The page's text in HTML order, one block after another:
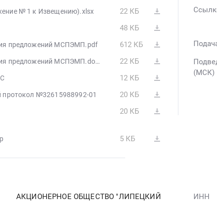
№ 1 к Извещению).xlsx 22 КБ
48 КБ
предложений МСПЭМП.pdf 612 КБ
Протокол рассмотрения предложений МСПЭМП.docx 22 КБ
12 КБ
№32615988992-01 20 КБ
20 КБ
5 КБ
(МСК)
АКЦИОНЕРНОЕ ОБЩЕСТВО "ЛИПЕЦКИЙ
ИНН